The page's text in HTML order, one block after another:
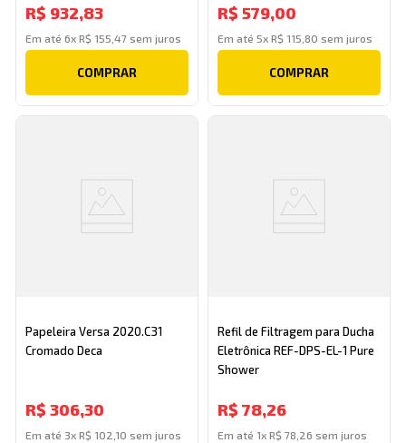
R$ 932,83
Em até6xR$ 155 ,47 sem juros
COMPRAR
R$ 579,00
Em até 5x R$ 115 80 sem juros
COMPRAR
Papeleira Versa 2020.C31
Cromado Deca
R$ 306,30
Em até 3xR$ 102 10 sem juros
Refil de Filtragem para Ducha
Eletrônica REF-DPS-EL-1 Pure
Shower
R$ 78,26
Em até 1x R$ 78 26 sem juros